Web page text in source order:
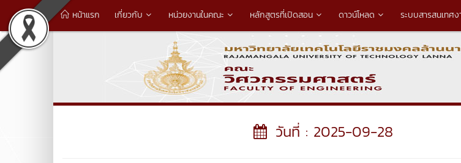
หน้าแรก เกี่ยวกับ หน่วยงานในคณะ หลักสูตรที่เปิดสอน ดาวน์โหลด ระบบสารสนเทศ
วันที่ : 2025-09-28